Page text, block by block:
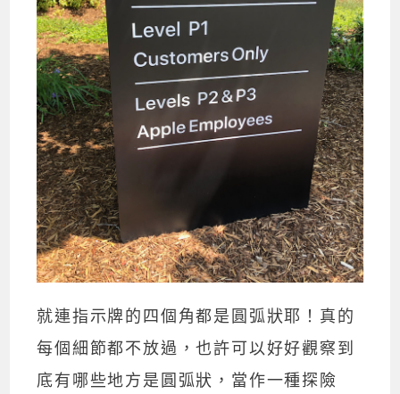
就連指示牌的四個角都是圓弧狀耶！真的
每個細節都不放過，也許可以好好觀察到
底有哪些地方是圓弧狀，當作一種探險